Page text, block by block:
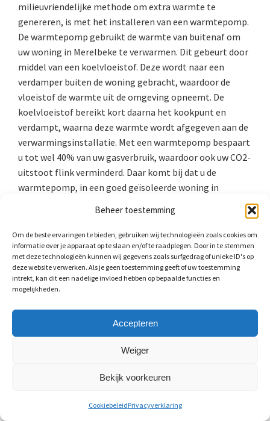
Beheer toestemming
Om de beste ervaringen te bieden, gebruiken wij technologieën zoals cookies om
informatie over je apparaat op te slaan en/of te raadplegen. Door in te stemmen
met deze technologieën kunnen wij gegevens zoals surfgedrag of unieke ID's op
deze website verwerken. Als je geen toestemming geeft of uw toestemming
intrekt, kan dit een nadelige invloed hebben op bepaalde functies en
mogelijkheden.
Accepteren
Weiger
Bekijk voorkeuren
CookiebeleidPrivacyverklaring
milieuvriendelijke methode om extra warmte te
genereren, is met het installeren van een warmtepomp.
De warmtepomp gebruikt de warmte van buitenaf om
uw woning in Merelbeke te verwarmen. Dit gebeurt door
middel van een koelvloeistof. Deze wordt naar een
verdamper buiten de woning gebracht, waardoor de
vloeistof de warmte uit de omgeving opneemt. De
koelvloeistof bereikt kort daarna het kookpunt en
verdampt, waarna deze warmte wordt afgegeven aan de
verwarmingsinstallatie. Met een warmtepomp bespaart
u tot wel 40% van uw gasverbruik, waardoor ook uw CO2-
uitstoot flink verminderd. Daar komt bij dat u de
warmtepomp, in een goed geïsoleerde woning in
Merelbeke, ook gebruikt kan worden voor het koelen van